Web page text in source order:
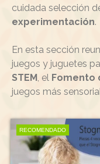
cuidada selección
experimentación.
En esta sección
juegos y juguetes
STEM, el Fomento
juegos más
RECOMENDADO